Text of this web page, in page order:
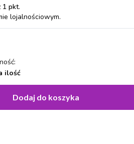
1 pkt.
lojalnościowym.
ilość
Dodaj do koszyka